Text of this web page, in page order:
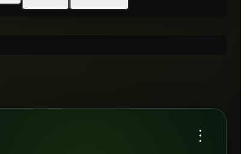
...